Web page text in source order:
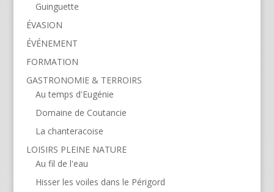
Guinguette
ÉVASION
ÉVÉNEMENT
FORMATION
GASTRONOMIE & TERROIRS
Au temps d'Eugénie
Domaine de Coutancie
La chanteracoise
LOISIRS PLEINE NATURE
Au fil de l'eau
Hisser les voiles dans le Périgord